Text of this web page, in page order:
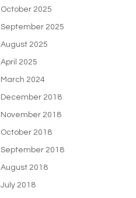
October 2025
September 2025
August 2025
April 2025
March 2024
December 2018
November 2018
October 2018
September 2018
August 2018
July 2018